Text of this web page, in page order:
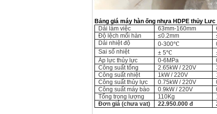
Bảng giá máy hàn ống nhựa HDPE thủy
Dải làm việc
63mm-160mm
Độ lệch mối hàn
≤0.2mm
Dải nhiệt độ
0-300℃
Sai số nhiệt
± 5℃
Áp lực thủy lực
0-6MPa
Công suất tổng
2.65kW / 220V
Công suất nhiệt
1kW / 220V
Công suất thủy lực
0.75kW / 220V
Công suất máy bào
0.9kW / 220V
Tổng trọng lượng
110Kg
Đơn giá (chưa vat)
22.950.000 đ